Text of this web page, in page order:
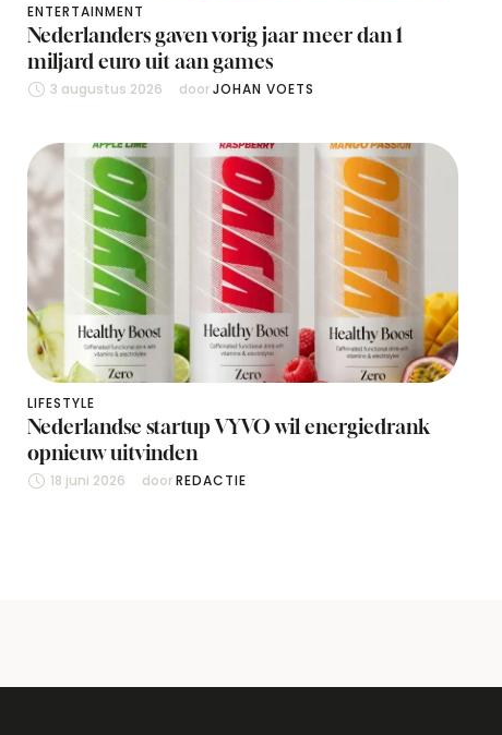
ENTERTAINMENT
Nederlanders gaven vorig jaar meer dan 1
miljard euro uit aan games
3 augustus 2026 door JOHAN VOETS
LIFESTYLE
Nederlandse startup VYVO wil energiedrank
opnieuw uitvinden
18 juni 2026 door REDACTIE